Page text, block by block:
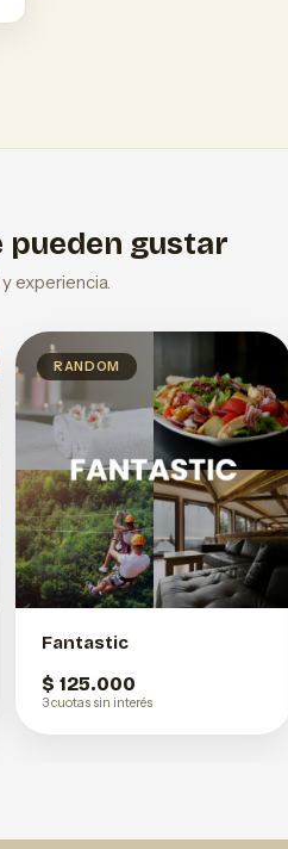
pueden gustar
experiencia.
RANDOM
Fantastic
$ 125.000
3 cuotas sin interés